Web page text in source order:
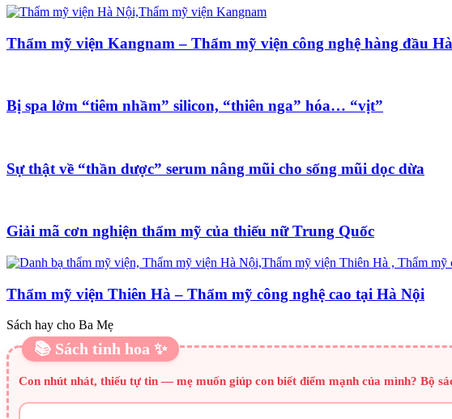
Thẩm mỹ viện Kangnam – Thẩm mỹ viện công nghệ hàng đầu
Bị spa lởm “tiêm nhầm” silicon, “thiên nga” hóa… “vịt”
Sự thật về “thần dược” serum nâng mũi cho sống mũi dọc dừa
Giải mã cơn nghiện thẩm mỹ của thiếu nữ Trung Quốc
Thẩm mỹ viện Thiên Hà – Thẩm mỹ công nghệ cao tại Hà Nội
Sách hay cho Ba Mẹ
📚 Sách tinh hoa ✨
Con nhút nhát, thiếu tự tin — mẹ muốn giúp con biết điểm mạnh của mình? Bộ